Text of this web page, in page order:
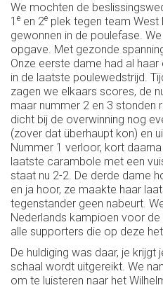
We mochten de
1 e en 2e plek tegen team West
gewonnen in de poulefase.
opgave. Met gezonde
Onze eerste dame had al
in de laatste poulewedstrijd.
zagen we elkaars scores, de
maar nummer 2 en 3 stonden
dicht bij de overwinning nog
(zover dat überhaupt kon) en
Nummer 1 verloor, kort
laatste carambole met een
staat nu 2-2. De derde dame
en ja hoor, ze maakte haar
tegenstander geen nabeurt.
Nederlands kampioen voor de
alle supporters die op deze
De huldiging was daar, je
schaal wordt uitgereikt. We
om te luisteren naar het